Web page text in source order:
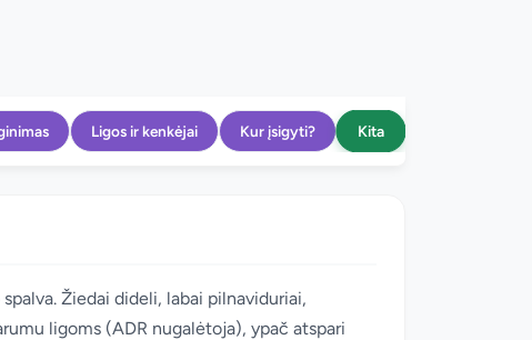
Ligos ir kenkėjai Kur įsigyti? Kita
Žiedai dideli, labai pilnaviduriai,
ligoms (ADR nugalėtoja), ypač atspari